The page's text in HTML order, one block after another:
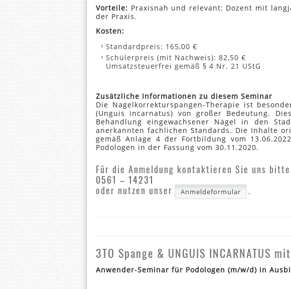
Vorteile: Praxisnah und relevant: Dozent mit
der Praxis.
Kosten:
Standardpreis: 165,00 €
Schülerpreis (mit Nachweis): 82,50 €
Umsatzsteuerfrei gemäß § 4 Nr. 21 UStG
Zusätzliche Informationen zu diesem Seminar
Die Nagelkorrekturspangen-Therapie ist
(Unguis incarnatus) von großer Bedeutung.
Behandlung eingewachsener Nägel in den
anerkannten fachlichen Standards. Die Inhalte
gemäß Anlage 4 der Fortbildung vom
Podologen in der Fassung vom 30.11.2020.
Für die Anmeldung kontaktieren Sie uns
0561 – 14231
oder nutzen unser
Anmeldeformular .
3TO Spange & UNGUIS INCARNATUS
Anwender-Seminar für Podologen (m/w/d) in